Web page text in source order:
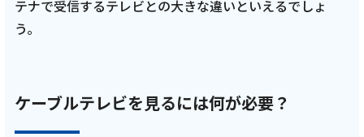
テナで受信するテレビとの大きな違いといえるでしょ
う。
ケーブルテレビを見るには何が必要？